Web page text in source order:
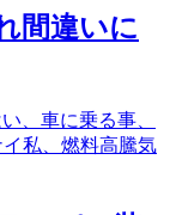
間違いに
、車に乗る事、
私、燃料高騰気